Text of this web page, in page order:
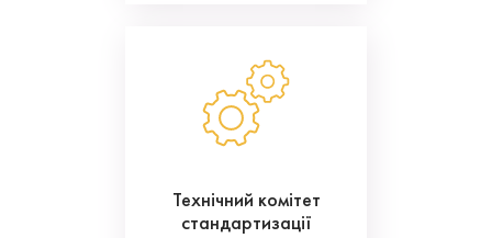
Технічний комітет
стандартизації